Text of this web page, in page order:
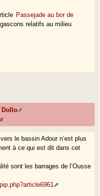
Passejade au bor de
relatifs au milieu
Dollo
le bassin Adour n’est plus
à ce qui est dit dans cet
sont les barrages de l’Ousse